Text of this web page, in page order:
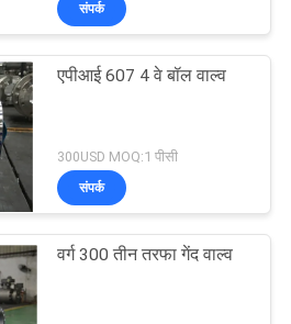
संपर्क
एपीआई 607 4 वे बॉल वाल्व
300USD MOQ:1 पीसी
संपर्क
वर्ग 300 तीन तरफा गेंद वाल्व